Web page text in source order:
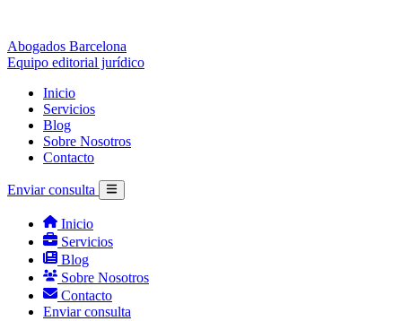
Abogados Barcelona
Equipo editorial jurídico
Inicio
Servicios
Blog
Sobre Nosotros
Contacto
Enviar consulta
Inicio
Servicios
Blog
Sobre Nosotros
Contacto
Enviar consulta